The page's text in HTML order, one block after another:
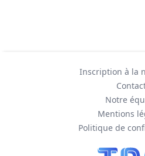
Inscription à la
Notre
Mentions
Politique de